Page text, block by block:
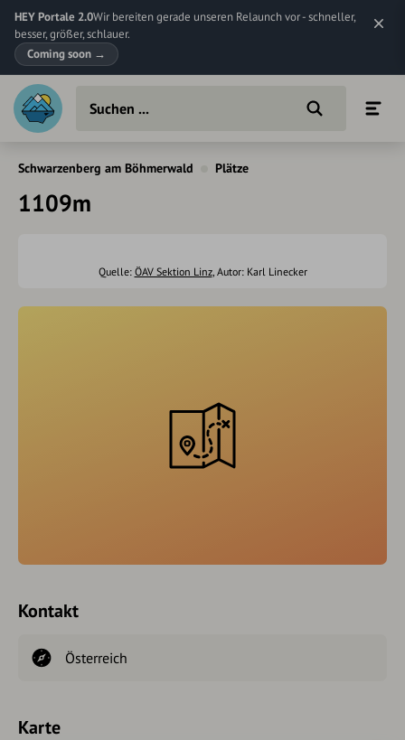
HEY Portale 2.0Wir bereiten gerade unseren Relaunch vor - schneller,
besser, größer, schlauer.
Coming soon →
Schwarzenberg am Böhmerwald Plätze
1109m
Quelle: ÖAV Sektion Linz, Autor: Karl Linecker
Kontakt
Österreich
Karte